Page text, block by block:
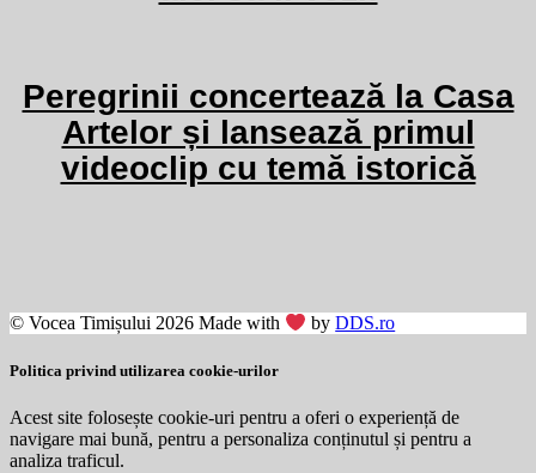
Peregrinii concertează la Casa
Artelor și lansează primul
videoclip cu temă istorică
© Vocea Timișului 2026 Made with byDDS.ro
Politica privind utilizarea cookie-urilor
Acest site folosește cookie-uri pentru a oferi o experiență de
navigare mai bună, pentru a personaliza conținutul și pentru a
analiza traficul.